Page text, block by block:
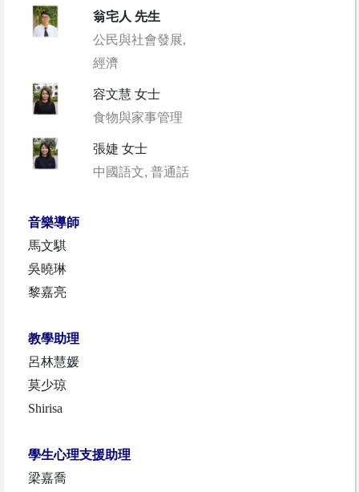
翁宅人 先生
公民與社會發展,
經濟
容文慧 女士
食物與家事管理
張婕 女士
中國語文, 普通話
音樂導師
馬文騏
吳曉琳
黎嘉亮
教學助理
呂林慧媛
莫少琼
Shirisa
學生心理支援助理
梁嘉喬